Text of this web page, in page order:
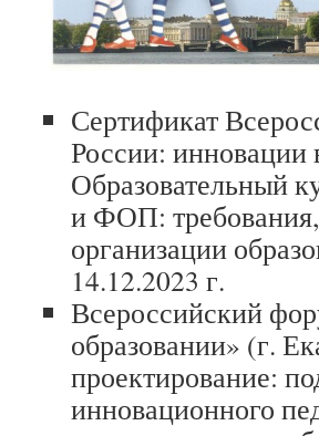
Сертификат
России:
Образовательный
и ФОП:
организации
14.12.2023 г.
Всероссийский
образовании» (г.
проектирование:
инновационного